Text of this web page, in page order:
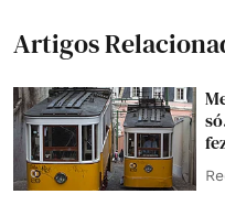
Artigos